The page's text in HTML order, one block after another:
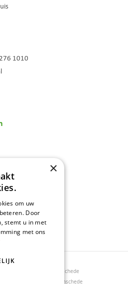
1010
Tuinmeubels Enschede
Tuinmeubelen Enschede
×
om uw
Door
stemt u in met
met ons